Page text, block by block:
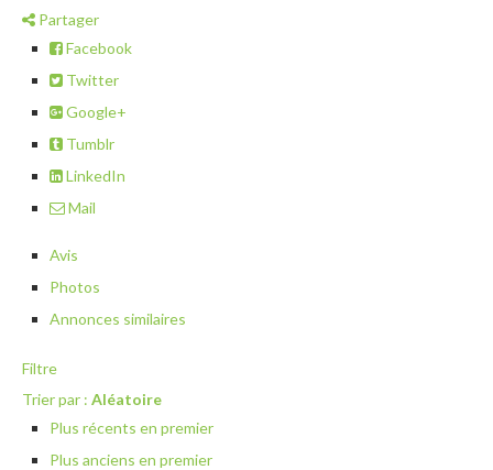
Partager
Facebook
Twitter
Google+
Tumblr
LinkedIn
Mail
Avis
Photos
Annonces similaires
Filtre
Trier par : Aléatoire
Plus récents en premier
Plus anciens en premier